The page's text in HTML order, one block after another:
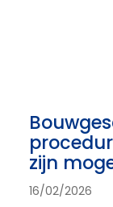
zijn
16/02/2026